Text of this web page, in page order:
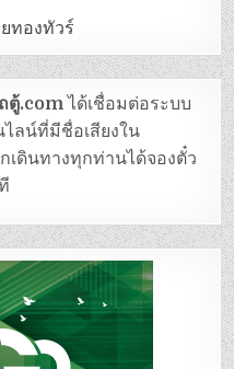
ทองทัวร์
ตู้.comได้เชื่อมต่อระบบ
ไลน์ที่มีชื่อเสียงใน
เดินทางทุกท่านได้จองตั๋ว